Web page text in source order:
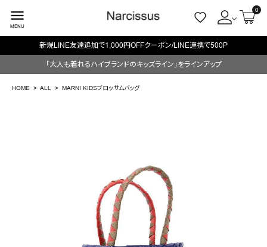
menu
MENU
0
ようこそ ゲスト 様
新規LINE友達追加で1,000円OFFクーポン/LINE連携で500P
「大人も着れるハイブランドのキッズライン」をラインアップ
HOME ALL MARNI KIDSブロッサムバッグ